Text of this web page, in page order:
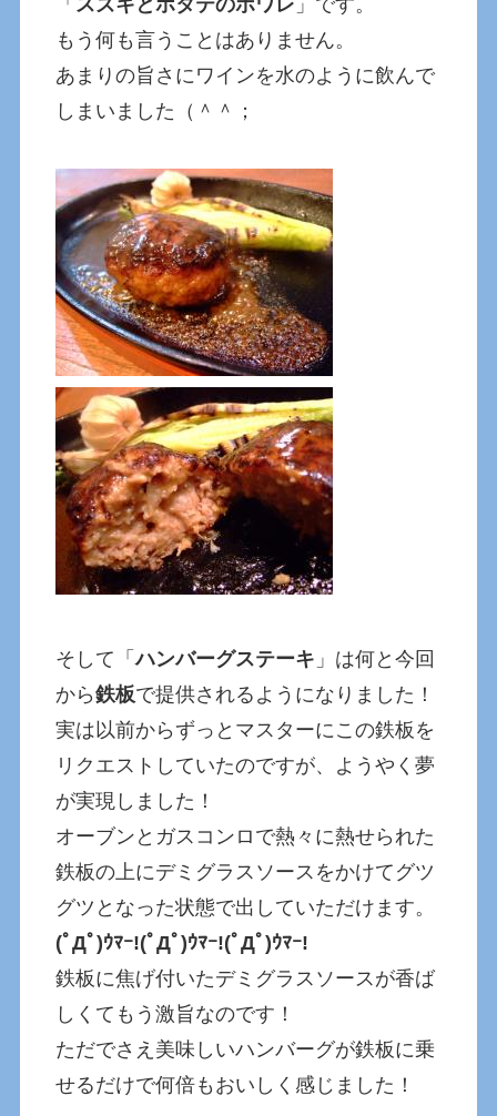
もう何も言うことはありません。
あまりの旨さにワインを水のように飲んで
しまいました（＾＾；
そして「ハンバーグステーキ 」は何と今回
から鉄板で提供されるようになりました！
実は以前からずっとマスターにこの鉄板を
リクエストしていたのですが、ようやく夢
が実現しました！
オーブンとガスコンロで熱々に熱せられた
鉄板の上にデミグラスソースをかけてグツ
グツとなった状態で出していただけます。
(ﾟДﾟ)ｳﾏｰ!(ﾟДﾟ)ｳﾏｰ!(ﾟДﾟ)ｳﾏｰ!
鉄板に焦げ付いたデミグラスソースが香ば
しくてもう激旨なのです！
ただでさえ美味しいハンバーグが鉄板に乗
せるだけで何倍もおいしく感じました！